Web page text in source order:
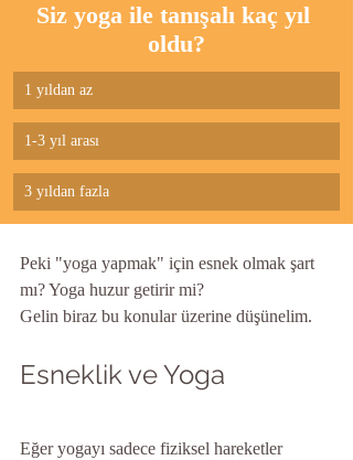
Siz yoga ile tanışalı kaç yıl
oldu?
1 yıldan az
1-3 yıl arası
3 yıldan fazla
Peki "yoga yapmak" için esnek olmak şart
mı? Yoga huzur getirir mi?
Gelin biraz bu konular üzerine düşünelim.
Esneklik ve Yoga
Eğer yogayı sadece fiziksel hareketler